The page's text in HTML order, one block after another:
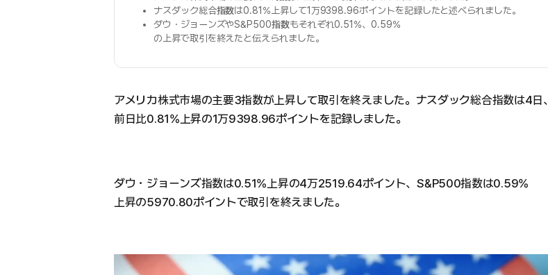
ナスダック総合指数は0.81%上昇して1万9398.96ポイントを記録したと述べられました。
ダウ・ジョーンズやS&P500指数もそれぞれ0.51%、0.59%
の上昇で取引を終えたと伝えられました。
アメリカ株式市場の主要3指数が上昇して取引を終えました。ナスダック総合指数は4日、
前日比0.81%上昇の1万9398.96ポイントを記録しました。
ダウ・ジョーンズ指数は0.51%上昇の4万2519.64ポイント、S&P500指数は0.59%
上昇の5970.80ポイントで取引を終えました。